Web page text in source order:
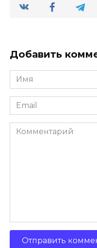
Добавить
Имя
*
Email
*
Комментарий